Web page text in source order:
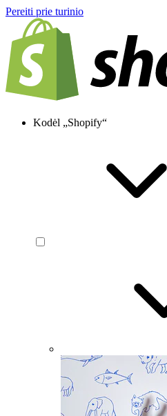
Pereiti prie turinio
Kodėl „Shopify“